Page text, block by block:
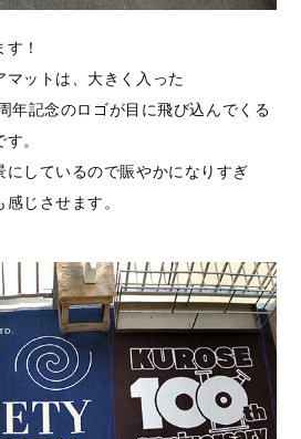
！
ットは、大きく入った
年記念のロゴが目に飛び込んでくる
。
しているので賑やかになりすぎ
じさせます。